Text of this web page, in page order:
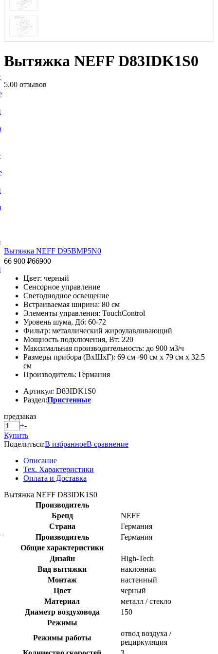
Вытяжка NEFF D83IDK1S0
5.00 отзывов
Вытяжка NEFF D95BMP5N0
66 900 ₽66900
Цвет: черный
Сенсорное управление
Светодиодное освещение
Встраиваемая ширина: 80 см
Элементы управления: TouchControl
Уровень шума, Дб: 60-72
Фильтр: металлический жироулавливающий
Мощность подключения, Вт: 220
Максимальная производительность: до 900 м3/ч
Размеры прибора (ВxШxГ): 69 см -90 см x 79 см x 32.5
см
Производитель: Германия
Артикул: D83IDK1S0
Раздел:Пристенные
предзаказ
+-
Купить
Поделиться:В избранноеВ сравнение
Описание
Тех. Характеристики
Оплата и Доставка
Вытяжка NEFF D83IDK1S0
Производитель
Бренд
NEFF
Страна
Германия
Производитель
Германия
Общие характеристики
Дизайн
High-Tech
Вид вытяжки
наклонная
Mонтаж
настенный
Цвет
черный
Материал
металл / стекло
Диаметр воздуховода
150
Режимы
Режимы работы
отвод воздуха /
рециркуляция